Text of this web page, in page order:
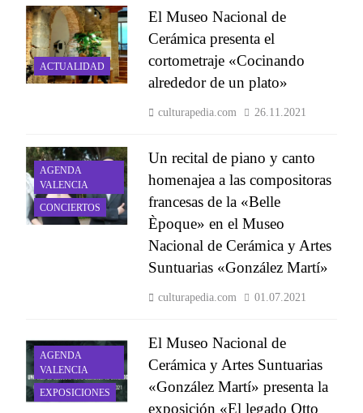
ACTUALIDAD
El Museo Nacional de
Cerámica presenta el
cortometraje «Cocinando
alrededor de un plato»
culturapedia.com 26.11.2021
AGENDA
VALENCIA
CONCIERTOS
Un recital de piano y canto
homenajea a las compositoras
francesas de la «Belle
Èpoque» en el Museo
Nacional de Cerámica y Artes
Suntuarias «González Martí»
culturapedia.com 01.07.2021
AGENDA
VALENCIA
EXPOSICIONES
El Museo Nacional de
Cerámica y Artes Suntuarias
«González Martí» presenta la
exposición «El legado Otto